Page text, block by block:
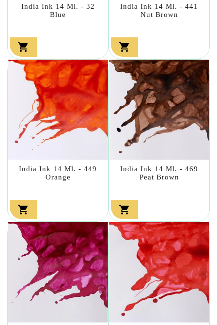
India Ink 14 Ml. - 32
Blue

India Ink 14 Ml. - 441
Nut Brown

India Ink 14 Ml. - 449
Orange

India Ink 14 Ml. - 469
Peat Brown
